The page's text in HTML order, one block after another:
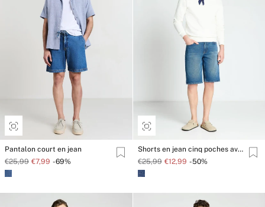
Pantalon court en jean
€25,99 €7,99 -69%
Shorts en jean cinq poches avec revers
€25,99 €12,99 -50%